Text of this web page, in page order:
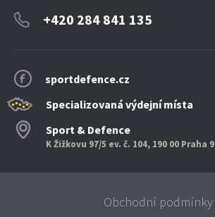
sportdefence.cz
Specializovaná výdejní místa
Sport & Defence
K Žižkovu 97/5 ev. č. 104, 190 00 Praha 9
+420 284 841 135
Obchodní podmínky